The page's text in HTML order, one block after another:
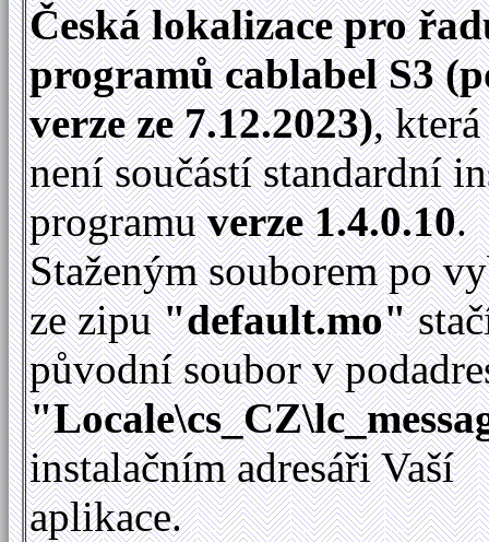
Česká lokalizace pro
programů cablabel S3
verze ze 7.12.2023),
není součástí standardní
programuverze 1.4.0.10.
Staženým souborem po
ze zipu"default.mo"
původní soubor v
instalačním adresáři Vaší
aplikace.